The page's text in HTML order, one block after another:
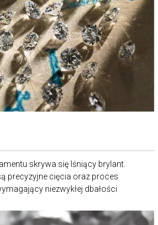
skrywa się lśniący brylant.
precyzyjne cięcia oraz proces
niezwykłej dbałości